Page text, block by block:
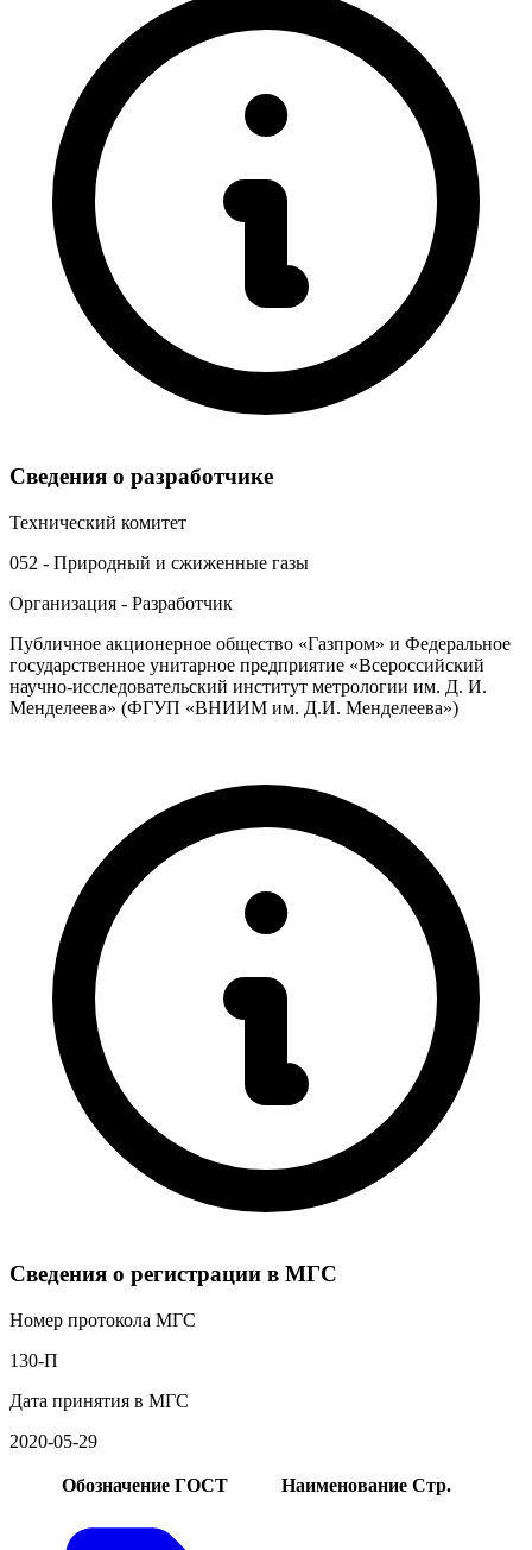
Сведения о разработчике
Технический комитет
052 - Природный и сжиженные газы
Организация - Разработчик
Публичное акционерное общество «Газпром» и Федеральное
государственное унитарное предприятие «Всероссийский
научно-исследовательский институт метрологии им. Д. И.
Менделеева» (ФГУП «ВНИИМ им. Д.И. Менделеева»)
Сведения о регистрации в МГС
Номер протокола МГС
130-П
Дата принятия в МГС
2020-05-29
Обозначение ГОСТ Наименование Стр.